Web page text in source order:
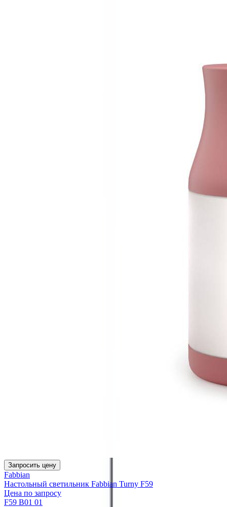
Запросить цену
Fabbian
Настольный светильник Fabbian Turny F59
Цена по запросу
F59 B01 01